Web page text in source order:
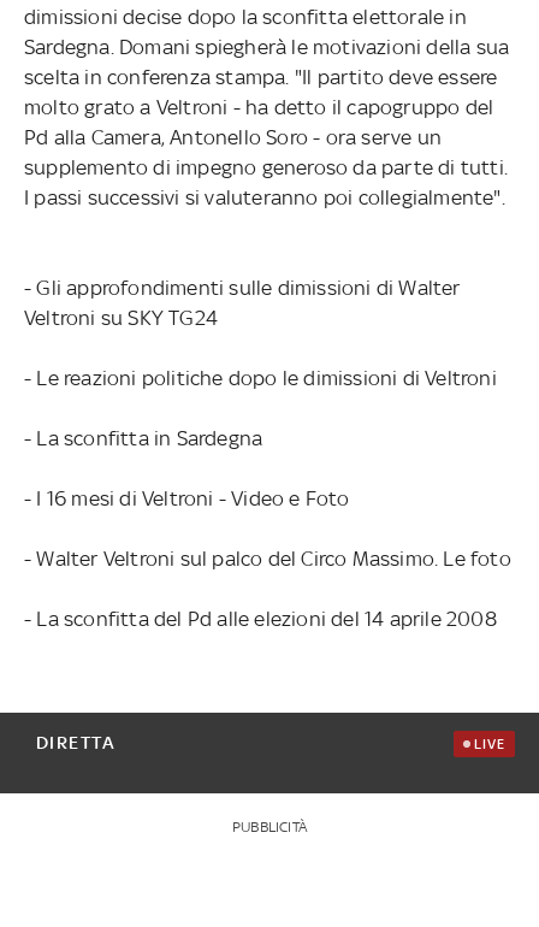
dimissioni decise dopo la sconfitta elettorale in
Sardegna. Domani spiegherà le motivazioni della sua
scelta in conferenza stampa. "Il partito deve essere
molto grato a Veltroni - ha detto il capogruppo del
Pd alla Camera, Antonello Soro - ora serve un
supplemento di impegno generoso da parte di tutti.
I passi successivi si valuteranno poi collegialmente".
- Gli approfondimenti sulle dimissioni di Walter
Veltroni su SKY TG24
- Le reazioni politiche dopo le dimissioni di Veltroni
- La sconfitta in Sardegna
- I 16 mesi di Veltroni - Video e Foto
- Walter Veltroni sul palco del Circo Massimo. Le foto
- La sconfitta del Pd alle elezioni del 14 aprile 2008
DIRETTA LIVE
PUBBLICITÀ